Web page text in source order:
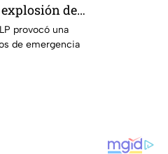
de
Granjas
provocó una
de emergencia